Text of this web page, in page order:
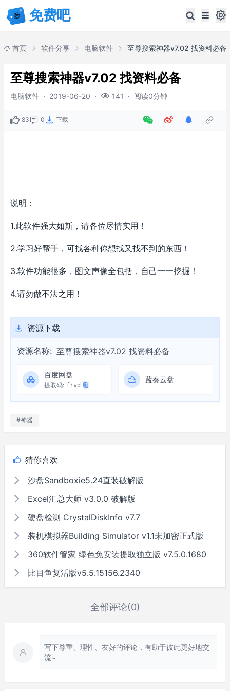
首页 软件分享 电脑软件 至尊搜索神器v7.02 找资料必备
至尊搜索神器v7.02 找资料必备
电脑软件 · 2019-06-20 · 141 · 阅读0分钟
83 0 下载
说明：
1.此软件强大如斯，请各位尽情实用！
2.学习好帮手，可找各种你想找又找不到的东西！
3.软件功能很多，图文声像全包括，自己一一挖掘！
4.请勿做不法之用！
资源下载
资源名称: 至尊搜索神器v7.02 找资料必备
百度网盘
提取码: frvd
蓝奏云盘
#神器
猜你喜欢
沙盘Sandboxie5.24直装破解版
Excel汇总大师 v3.0.0 破解版
硬盘检测 CrystalDiskInfo v7.7
装机模拟器Building Simulator v1.1未加密正式版
360软件管家 绿色免安装提取独立版 v7.5.0.1680
比目鱼复活版v5.5.15156.2340
全部评论(0)
写下尊重、理性、友好的评论，有助于彼此更好地交
流~